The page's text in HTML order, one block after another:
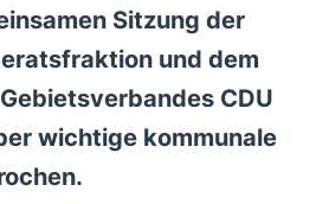
Sitzung der
und dem
CDU
wichtige kommunale